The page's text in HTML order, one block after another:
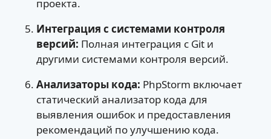
проекта.
Интеграция с системами контроля
версий: Полная интеграция с Git и
другими системами контроля версий.
Анализаторы кода: PhpStorm включает
статический анализатор кода для
выявления ошибок и предоставления
рекомендаций по улучшению кода.